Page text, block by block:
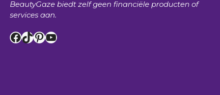
BeautyGaze biedt zelf geen financiële producten of
services aan.
Facebook
TikTok
Pinterest
YouTube